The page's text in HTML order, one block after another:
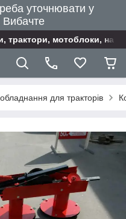
уточнювати у
Вибачте
трактори, мотоблоки,
для тракторів